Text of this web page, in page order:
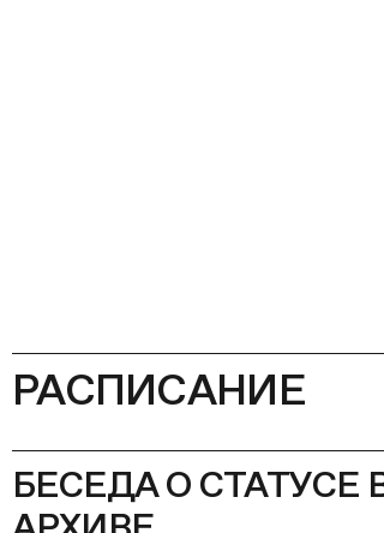
РАСПИСАНИЕ
БЕСЕДА О СТАТУСЕ